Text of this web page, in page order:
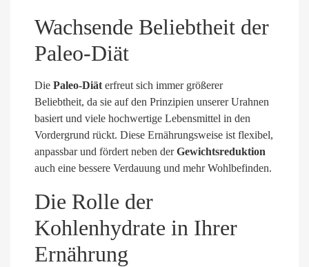
Wachsende Beliebtheit der
Paleo-Diät
Die Paleo-Diät erfreut sich immer größerer
Beliebtheit, da sie auf den Prinzipien unserer Urahnen
basiert und viele hochwertige Lebensmittel in den
Vordergrund rückt. Diese Ernährungsweise ist flexibel,
anpassbar und fördert neben derGewichtsreduktion
auch eine bessere Verdauung und mehr Wohlbefinden.
Die Rolle der
Kohlenhydrate in Ihrer
Ernährung